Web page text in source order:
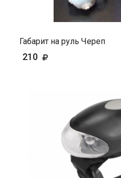
Габарит на руль Череп
210